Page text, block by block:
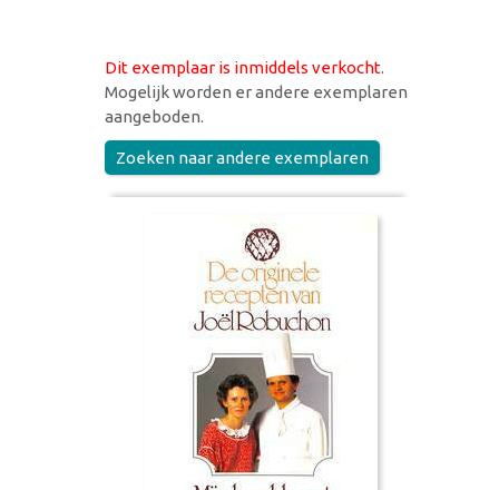
Dit exemplaar is inmiddels verkocht.
Mogelijk worden er andere exemplaren
aangeboden.
Zoeken naar andere exemplaren